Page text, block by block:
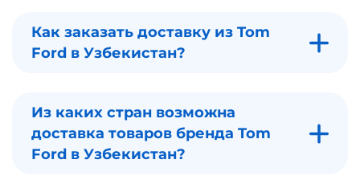
Как заказать доставку из Tom
Ford в Узбекистан?
Из каких стран возможна
доставка товаров бренда Tom
Ford в Узбекистан?